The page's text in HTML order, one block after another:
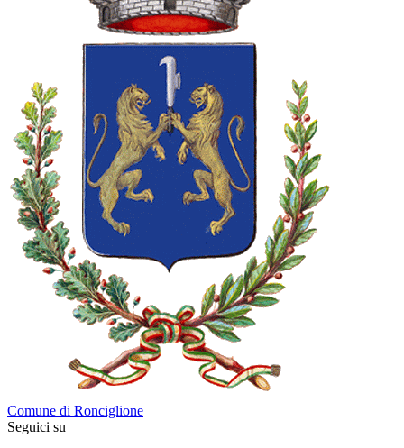
Comune di Ronciglione
Seguici su